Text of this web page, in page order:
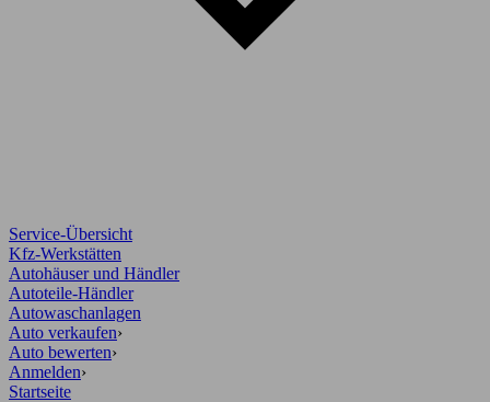
Service-Übersicht
Kfz-Werkstätten
Autohäuser und Händler
Autoteile-Händler
Autowaschanlagen
Auto verkaufen›
Auto bewerten›
Anmelden›
Startseite